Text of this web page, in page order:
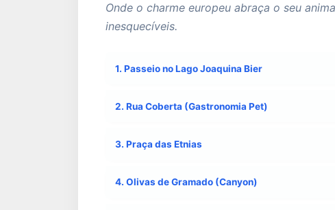
Onde o charme europeu abraça o seu
inesquecíveis.
1. Passeio no Lago Joaquina Bier
2. Rua Coberta (Gastronomia Pet)
3. Praça das Etnias
4. Olivas de Gramado (Canyon)